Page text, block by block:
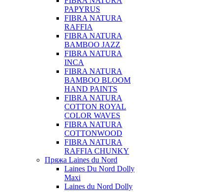
PAPYRUS
FIBRA NATURA
RAFFIA
FIBRA NATURA
BAMBOO JAZZ
FIBRA NATURA
INCA
FIBRA NATURA
BAMBOO BLOOM
HAND PAINTS
FIBRA NATURA
COTTON ROYAL
COLOR WAVES
FIBRA NATURA
COTTONWOOD
FIBRA NATURA
RAFFIA CHUNKY
Пряжа Laines du Nord
Laines Du Nord Dolly
Maxi
Laines du Nord Dolly